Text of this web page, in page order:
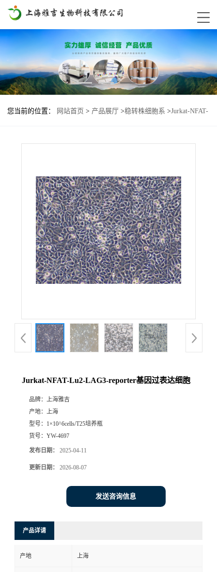
您当前的位置： 网站首页 > 产品展厅 >稳转株细胞系 >Jurkat-NFAT-
Jurkat-NFAT-Lu2-LAG3-reporter基因过表达细胞
品牌： 上海雅吉
产地： 上海
型号： 1×10^6cells/T25培养瓶
货号： YW-4697
发布日期： 2025-04-11
更新日期： 2026-08-07
发送咨询信息
产品详请
产地 上海